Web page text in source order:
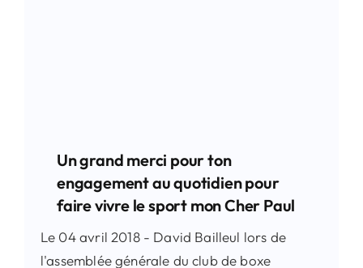
Un grand merci pour ton
engagement au quotidien pour
faire vivre le sport mon Cher Paul
Le 04 avril 2018 - David Bailleul lors de
l'assemblée générale du club de boxe